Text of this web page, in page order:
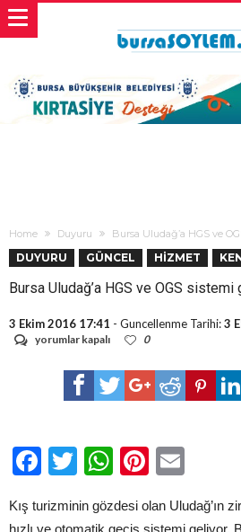
Home Duyuru Bursa Uludağ’a HGS ve
DUYURU GÜNCEL HİZMET
Bursa Uludağ’a HGS ve OGS sistemi
3 Ekim 2016 17:41 - Guncellenme Tarihi:3
Bursa
yorumlar kapalı 0
Facebook
TwitterWhatsApp
Kış turizminin gözdesi olan Uludağ’ın
hızlı ve otomatik geçiş sistemi geliyor.